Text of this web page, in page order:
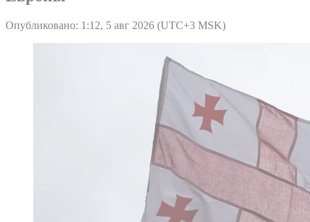
Опубликовано: 1:12, 5 авг 2026 (UTC+3 MSK)